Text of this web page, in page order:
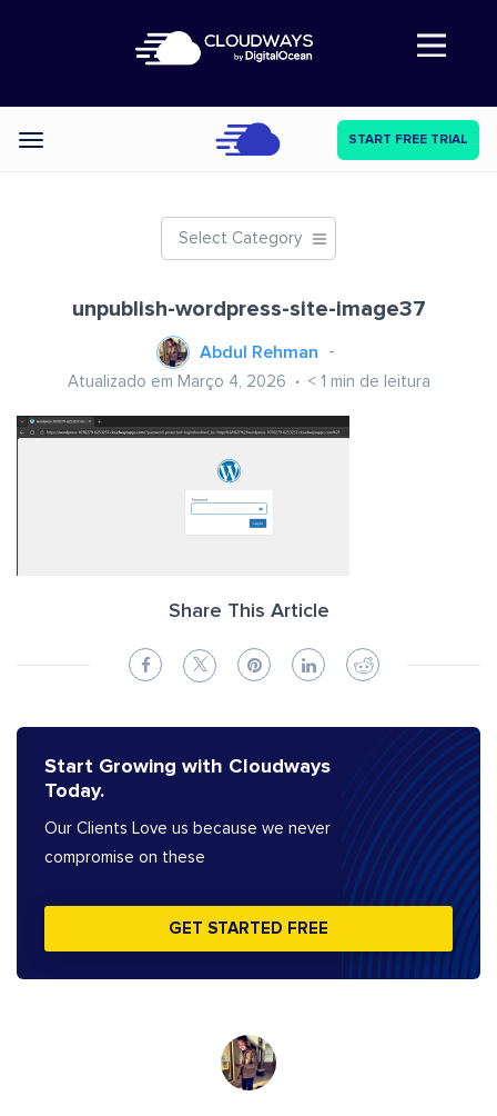
Abre a navegação
Categories START FREE TRIAL
Select Category
unpublish-wordpress-site-image37
Abdul Rehman
Atualizado em Março 4, 2026 < 1 min de leitura
Share This Article
Start Growing with Cloudways
Today.
Our Clients Love us because we never
compromise on these
GET STARTED FREE